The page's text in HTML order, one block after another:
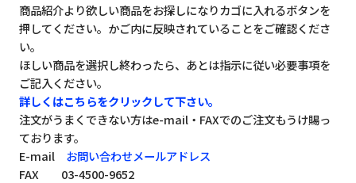
商品紹介より欲しい商品をお探しになりカゴに入れるボタンを
押してください。かご内に反映されていることをご確認くださ
い。
ほしい商品を選択し終わったら、あとは指示に従い必要事項を
ご記入ください。
詳しくはこちらをクリックして下さい。
注文がうまくできない方はe-mail・FAXでのご注文もうけ賜っ
ております。
E-mail お問い合わせメールアドレス
FAX 03-4500-9652